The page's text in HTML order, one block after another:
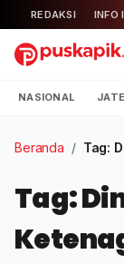
REDAKSI INFO
NASIONAL
Beranda / Tag:
Tag: